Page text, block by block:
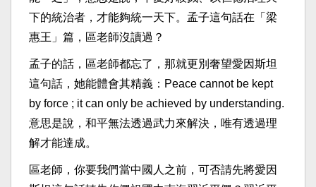
下的統治者，才能夠統一天下。孟子這句話在「梁
惠王」篇，區老師沒讀過？
孟子的話，區老師都忘了，那就更別奢望愛因斯坦
這句話，她能體會其精義：Peace cannot be kept
by force ; it can only be achieved by understanding.
意思是說，和平無法透過武力來解決，唯有透過理
解才能達成。
區老師，你要我們當中國人之前，可否請先將愛因